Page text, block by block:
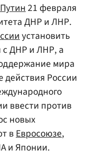
21 февраля
ДНР и ЛНР.
установить
с ДНР и ЛНР, а
мира
действия России
ввести против
новых
вЕвросоюзе,
и Японии.